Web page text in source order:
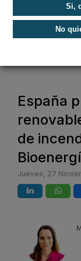
Si,
No
Energías
España
de
Jueves, 27